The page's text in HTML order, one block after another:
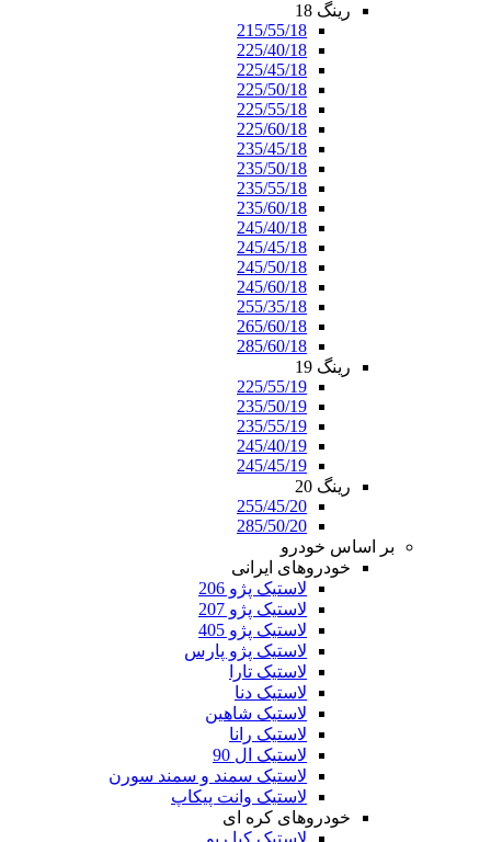
رینگ 18
215/55/18
225/40/18
225/45/18
225/50/18
225/55/18
225/60/18
235/45/18
235/50/18
235/55/18
235/60/18
245/40/18
245/45/18
245/50/18
245/60/18
255/35/18
265/60/18
285/60/18
رینگ 19
225/55/19
235/50/19
235/55/19
245/40/19
245/45/19
رینگ 20
255/45/20
285/50/20
بر اساس خودرو
خودروهای ایرانی
لاستیک پژو 206
لاستیک پژو 207
لاستیک پژو 405
لاستیک پژو پارس
لاستیک تارا
لاستیک دنا
لاستیک شاهین
لاستیک رانا
لاستیک ال 90
لاستیک سمند و سمند سورن
لاستیک وانت پیکاپ
خودروهای کره ای
لاستیک کیا ریو